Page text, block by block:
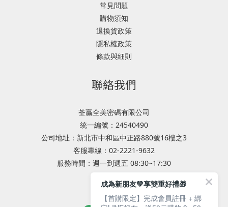
常見問題
購物須知
退換貨政策
隱私權政策
條款與細則
聯絡我們
荃贏全美密碼有限公司
統一編號：24540490
公司地址：新北市中和區中正路880號16樓之3
客服專線：02-2221-9632
服務時間：週一到週五 08:30~17:30
專業服務諮詢
成為新朋友💚享雙重好禮🎁
【首購限定】完成會員註冊 + 綁